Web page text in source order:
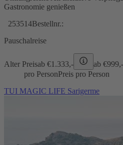
Gastronomie genießen
253514Bestellnr.:
Pauschalreise
Alter Preisab €1.333,- ab €999,-
pro PersonPreis pro Person
TUI MAGIC LIFE Sarigerme